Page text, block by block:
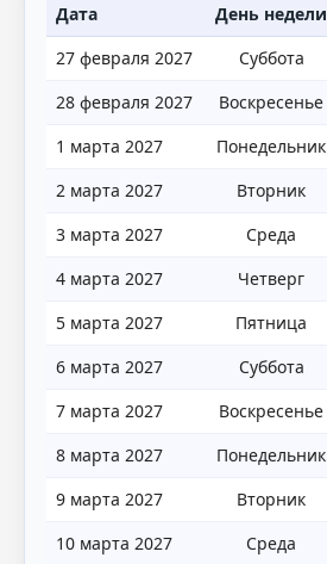
Дата День недели
27 февраля 2027
Суббота
28 февраля 2027
Воскресенье
1 марта 2027
Понедельник
2 марта 2027
Вторник
3 марта 2027
Среда
4 марта 2027
Четверг
5 марта 2027
Пятница
6 марта 2027
Суббота
7 марта 2027
Воскресенье
8 марта 2027
Понедельник
9 марта 2027
Вторник
10 марта 2027
Среда